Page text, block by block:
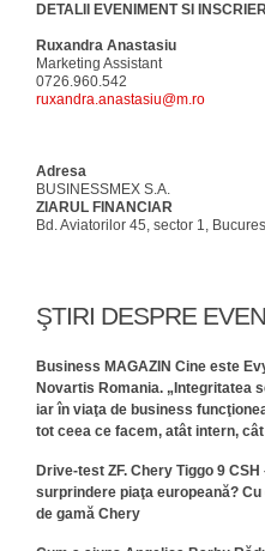
DETALII EVENIMENT SI
Ruxandra Anastasiu
Marketing Assistant
0726.960.542
ruxandra.anastasiu@m.ro
Adresa
BUSINESSMEX S.A.
ZIARUL FINANCIAR
Bd. Aviatorilor 45, sector 1,
ŞTIRI DESPRE
Business MAGAZIN Cine este
Novartis Romania. „Integritatea
iar în viaţa de business
tot ceea ce facem, atât intern,
Drive-test ZF. Chery Tiggo 9
surprindere piaţa europeană?
de gamă Chery